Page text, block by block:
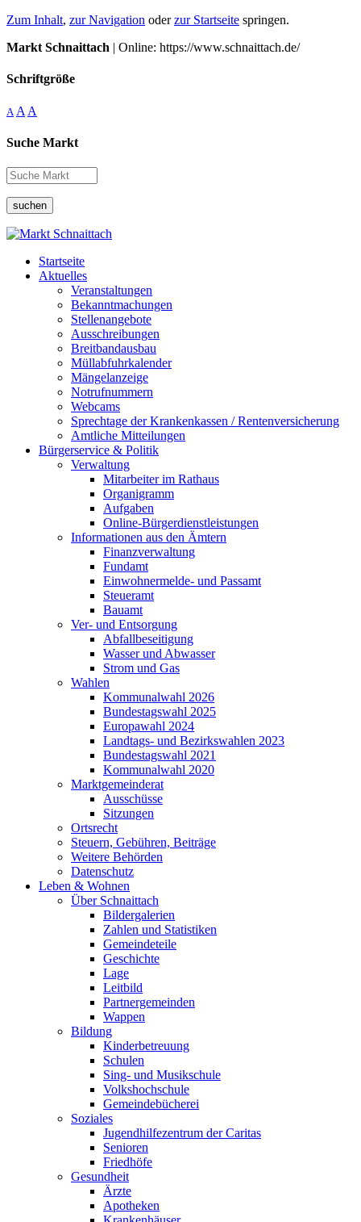
Zum Inhalt, zur Navigation oderzur Startseite springen.
Markt Schnaittach | Online: https://www.schnaittach.de/
Schriftgröße
A A A
Suche Markt
suchen
Startseite
Aktuelles
Veranstaltungen
Bekanntmachungen
Stellenangebote
Ausschreibungen
Breitbandausbau
Müllabfuhrkalender
Mängelanzeige
Notrufnummern
Webcams
Sprechtage der Krankenkassen / Rentenversicherung
Amtliche Mitteilungen
Bürgerservice & Politik
Verwaltung
Mitarbeiter im Rathaus
Organigramm
Aufgaben
Online-Bürgerdienstleistungen
Informationen aus den Ämtern
Finanzverwaltung
Fundamt
Einwohnermelde- und Passamt
Steueramt
Bauamt
Ver- und Entsorgung
Abfallbeseitigung
Wasser und Abwasser
Strom und Gas
Wahlen
Kommunalwahl 2026
Bundestagswahl 2025
Europawahl 2024
Landtags- und Bezirkswahlen 2023
Bundestagswahl 2021
Kommunalwahl 2020
Marktgemeinderat
Ausschüsse
Sitzungen
Ortsrecht
Steuern, Gebühren, Beiträge
Weitere Behörden
Datenschutz
Leben & Wohnen
Über Schnaittach
Bildergalerien
Zahlen und Statistiken
Gemeindeteile
Geschichte
Lage
Leitbild
Partnergemeinden
Wappen
Bildung
Kinderbetreuung
Schulen
Sing- und Musikschule
Volkshochschule
Gemeindebücherei
Soziales
Jugendhilfezentrum der Caritas
Senioren
Friedhöfe
Gesundheit
Ärzte
Apotheken